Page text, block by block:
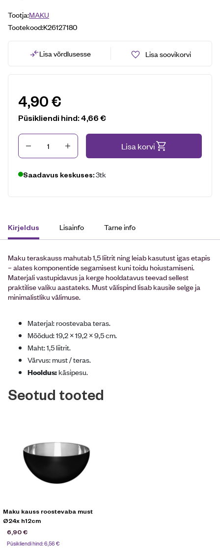
Tootja:MAKU
Tootekood:K26127180
Lisa võrdlusesse Lisa soovikorvi
4,90€
Püsikliendi hind:4,66€
Kogus Lisa korvi
Saadavus keskuses:3tk
Kirjeldus Lisainfo Tarne info
Maku teraskauss mahutab 1,5 liitrit ning leiab kasutust igas etapis
– alates komponentide segamisest kuni toidu hoiustamiseni.
Materjali vastupidavus ja kerge hooldatavus teevad sellest
praktilise valiku aastateks. Must välispind lisab kausile selge ja
minimalistliku välimuse.
Materjal: roostevaba teras.
Mõõdud: 19,2 × 19,2 × 9,5 cm.
Maht: 1,5 liitrit.
Värvus: must / teras.
Hooldus:käsipesu.
Seotud tooted
Maku kauss roostevaba must
Ø24x h12cm
6,90€
Püsikliendi hind:6,56€